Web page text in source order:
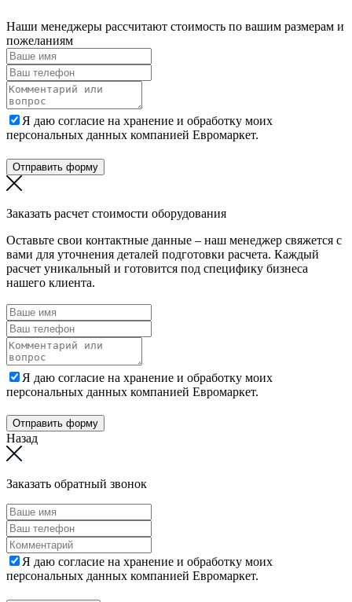
Наши менеджеры рассчитают стоимость по вашим размерам и
пожеланиям
Я даю согласие на хранение и обработку моих
персональных данных компанией Евромаркет.
Отправить форму
Заказать расчет стоимости оборудования
Оставьте свои контактные данные – наш менеджер свяжется с
вами для уточнения деталей подготовки расчета. Каждый
расчет уникальный и готовится под специфику бизнеса
нашего клиента.
Я даю согласие на хранение и обработку моих
персональных данных компанией Евромаркет.
Отправить форму
Назад
Заказать обратный звонок
Я даю согласие на хранение и обработку моих
персональных данных компанией Евромаркет.